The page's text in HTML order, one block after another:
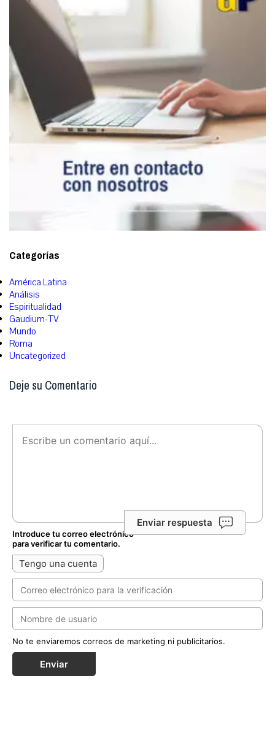
Categorías
América Latina
Análisis
Espiritualidad
Gaudium-TV
Mundo
Roma
Uncategorized
Deje su Comentario
Enviar respuesta
Introduce tu correo electrónico
para verificar tu comentario.
Tengo una cuenta
No te enviaremos correos de marketing ni publicitarios.
Enviar